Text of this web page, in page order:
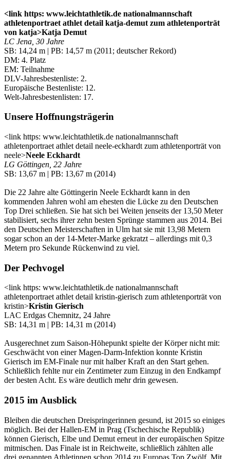
<link https: www.leichtathletik.de nationalmannschaft
athletenportraet athlet detail katja-demut zum athletenporträt
von katja>Katja Demut
LC Jena, 30 Jahre
SB: 14,24 m | PB: 14,57 m (2011; deutscher Rekord)
DM: 4. Platz
EM: Teilnahme
DLV-Jahresbestenliste: 2.
Europäische Bestenliste: 12.
Welt-Jahresbestenlisten: 17.
Unsere Hoffnungsträgerin
<link https: www.leichtathletik.de nationalmannschaft
athletenportraet athlet detail neele-eckhardt zum athletenporträt von
neele>Neele Eckhardt
LG Göttingen, 22 Jahre
SB: 13,67 m | PB: 13,67 m (2014)
Die 22 Jahre alte Göttingerin Neele Eckhardt kann in den
kommenden Jahren wohl am ehesten die Lücke zu den Deutschen
Top Drei schließen. Sie hat sich bei Weiten jenseits der 13,50 Meter
stabilisiert, sechs ihrer zehn besten Sprünge stammen aus 2014. Bei
den Deutschen Meisterschaften in Ulm hat sie mit 13,98 Metern
sogar schon an der 14-Meter-Marke gekratzt – allerdings mit 0,3
Metern pro Sekunde Rückenwind zu viel.
Der Pechvogel
<link https: www.leichtathletik.de nationalmannschaft
athletenportraet athlet detail kristin-gierisch zum athletenporträt von
kristin>Kristin Gierisch
LAC Erdgas Chemnitz, 24 Jahre
SB: 14,31 m | PB: 14,31 m (2014)
Ausgerechnet zum Saison-Höhepunkt spielte der Körper nicht mit:
Geschwächt von einer Magen-Darm-Infektion konnte Kristin
Gierisch im EM-Finale nur mit halber Kraft an den Start gehen.
Schließlich fehlte nur ein Zentimeter zum Einzug in den Endkampf
der besten Acht. Es wäre deutlich mehr drin gewesen.
2015 im Ausblick
Bleiben die deutschen Dreispringerinnen gesund, ist 2015 so einiges
möglich. Bei der Hallen-EM in Prag (Tschechische Republik)
können Gierisch, Elbe und Demut erneut in der europäischen Spitze
mitmischen. Das Finale ist in Reichweite, schließlich zählten alle
drei genannten Athletinnen schon 2014 zu Europas Top Zwölf. Mit